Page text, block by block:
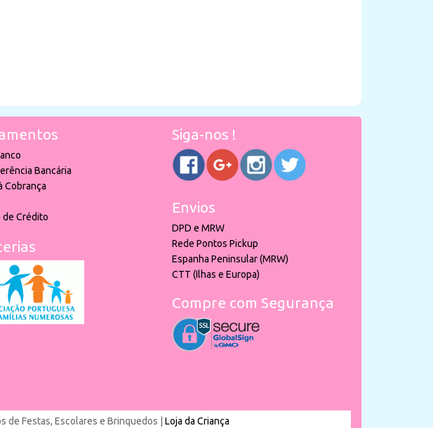
Bancária
Cobrança
de Crédito
Siga-nos !
Envios
DPD e MRW
Rede Pontos Pickup
Espanha Peninsular (MRW)
CTT (Ilhas e Europa)
Compre com Segurança
de Festas, Escolares e Brinquedos | Loja da Criança